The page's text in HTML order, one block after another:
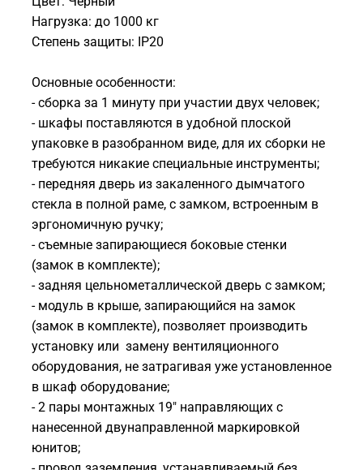
Нагрузка: до 1000 кг
Степень защиты: IP20
Основные особенности:
- сборка за 1 минуту при участии двух человек;
- шкафы поставляются в удобной плоской
упаковке в разобранном виде, для их сборки не
требуются никакие специальные инструменты;
- передняя дверь из закаленного дымчатого
стекла в полной раме, с замком, встроенным в
эргономичную ручку;
- съемные запирающиеся боковые стенки
(замок в комплекте);
- задняя цельнометаллической дверь с замком;
- модуль в крыше, запирающийся на замок
(замок в комплекте), позволяет производить
установку или замену вентиляционного
оборудования, не затрагивая уже установленное
в шкаф оборудование;
- 2 пары монтажных 19" направляющих с
нанесенной двунаправленной маркировкой
юнитов;